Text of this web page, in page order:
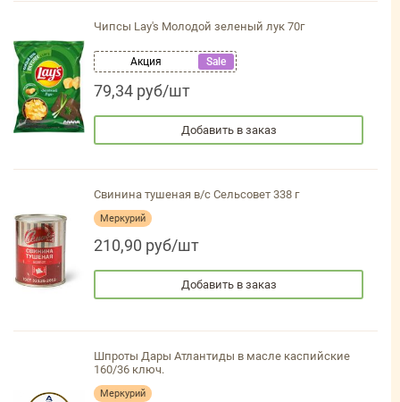
Чипсы Lay's Молодой зеленый лук 70г
Акция Sale
79,34 руб/шт
Добавить в заказ
Свинина тушеная в/с Сельсовет 338 г
Меркурий
210,90 руб/шт
Добавить в заказ
Шпроты Дары Атлантиды в масле каспийские
160/36 ключ.
Меркурий